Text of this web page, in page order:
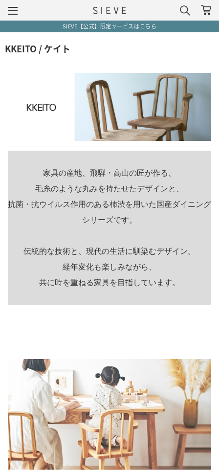
SIEVE【公式】限定サービスはこちら
KKEITO / ケイト
家具の産地、飛騨・高山の匠が作る、
毛糸のような丸みを持たせたデザインと、
抗菌・抗ウイルス作用のある柿渋を用いた国産ダイニング
シリーズです。
伝統的な技術と、現代の生活に馴染むデザイン。
経年変化も楽しみながら、
共に時を重ねる家具を目指しています。